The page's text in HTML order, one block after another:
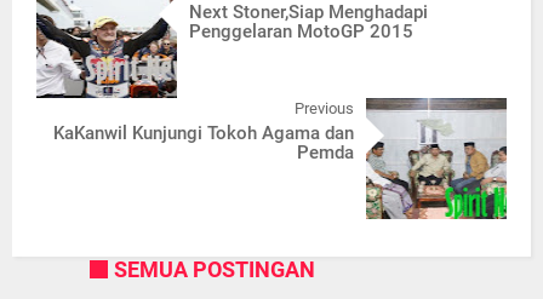
Next Stoner,Siap Menghadapi
Penggelaran MotoGP 2015
Previous
KaKanwil Kunjungi Tokoh Agama dan
Pemda
SEMUA POSTINGAN